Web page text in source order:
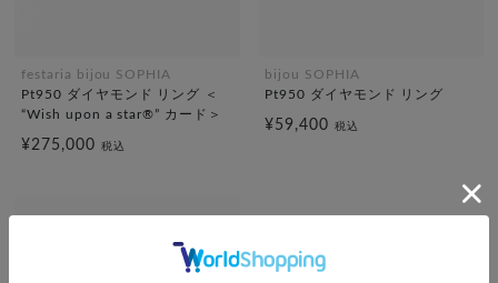
festaria bijou SOPHIA
Pt950 ダイヤモンド リング ＜
“Wish upon a star®” カード＞
¥275,000 税込
bijou SOPHIA
Pt950 ダイヤモンド リング
¥59,400 税込